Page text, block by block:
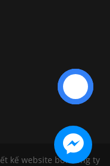
kế website bởi Công ty
Liên hệ